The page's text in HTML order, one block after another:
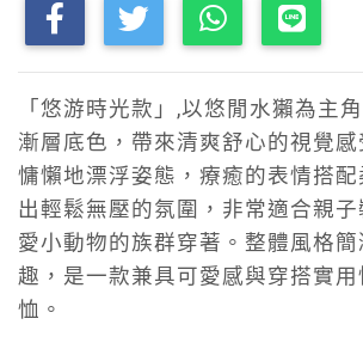
「悠游時光款」,以悠閒水獺為主
漸層底色，帶來清爽舒心的視覺
慵懶地漂浮姿態，療癒的表情搭
出輕鬆無壓的氛圍，非常適合親
愛小動物的族群穿著。整體風格
趣，是一款兼具可愛感與穿搭實
恤。